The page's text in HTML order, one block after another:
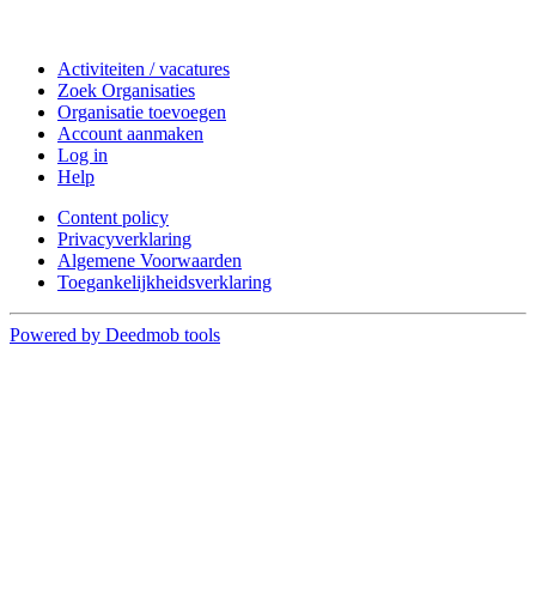
Activiteiten / vacatures
Zoek Organisaties
Organisatie toevoegen
Account aanmaken
Log in
Help
Content policy
Privacyverklaring
Algemene Voorwaarden
Toegankelijkheidsverklaring
Powered by Deedmob tools